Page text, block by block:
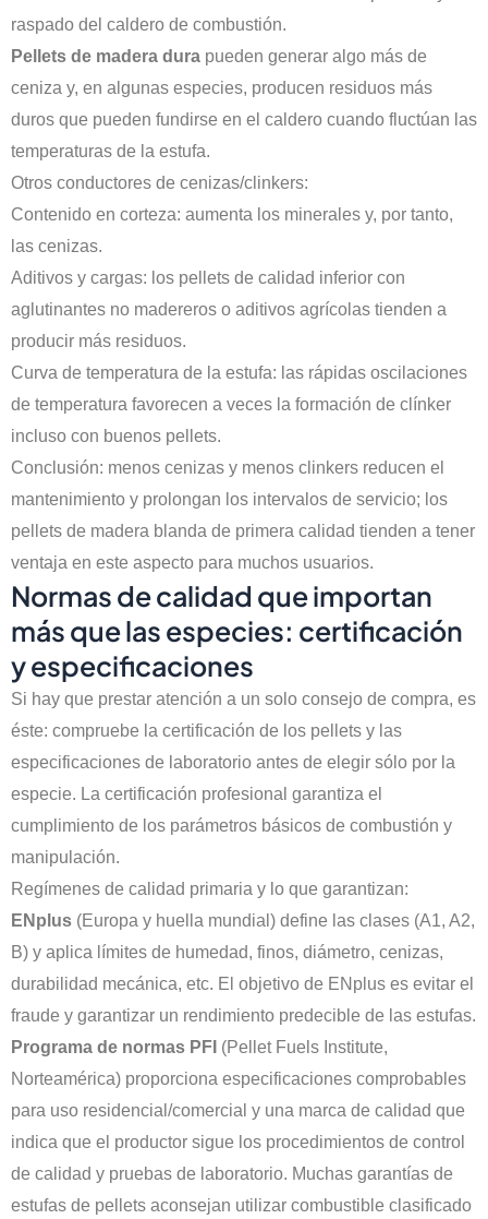
raspado del caldero de combustión.
Pellets de madera dura pueden generar algo más de
ceniza y, en algunas especies, producen residuos más
duros que pueden fundirse en el caldero cuando fluctúan las
temperaturas de la estufa.
Otros conductores de cenizas/clinkers:
Contenido en corteza: aumenta los minerales y, por tanto,
las cenizas.
Aditivos y cargas: los pellets de calidad inferior con
aglutinantes no madereros o aditivos agrícolas tienden a
producir más residuos.
Curva de temperatura de la estufa: las rápidas oscilaciones
de temperatura favorecen a veces la formación de clínker
incluso con buenos pellets.
Conclusión: menos cenizas y menos clinkers reducen el
mantenimiento y prolongan los intervalos de servicio; los
pellets de madera blanda de primera calidad tienden a tener
ventaja en este aspecto para muchos usuarios.
Normas de calidad que importan
más que las especies: certificación
y especificaciones
Si hay que prestar atención a un solo consejo de compra, es
éste: compruebe la certificación de los pellets y las
especificaciones de laboratorio antes de elegir sólo por la
especie. La certificación profesional garantiza el
cumplimiento de los parámetros básicos de combustión y
manipulación.
Regímenes de calidad primaria y lo que garantizan:
ENplus (Europa y huella mundial) define las clases (A1, A2,
B) y aplica límites de humedad, finos, diámetro, cenizas,
durabilidad mecánica, etc. El objetivo de ENplus es evitar el
fraude y garantizar un rendimiento predecible de las estufas.
Programa de normas PFI (Pellet Fuels Institute,
Norteamérica) proporciona especificaciones comprobables
para uso residencial/comercial y una marca de calidad que
indica que el productor sigue los procedimientos de control
de calidad y pruebas de laboratorio. Muchas garantías de
estufas de pellets aconsejan utilizar combustible clasificado